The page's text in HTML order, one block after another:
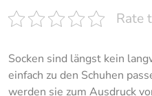
Rate
Socken sind längst kein
einfach zu den Schuhen
werden sie zum Ausdruck